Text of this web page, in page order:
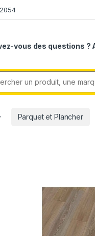
vous des questions ?
Parquet et Plancher